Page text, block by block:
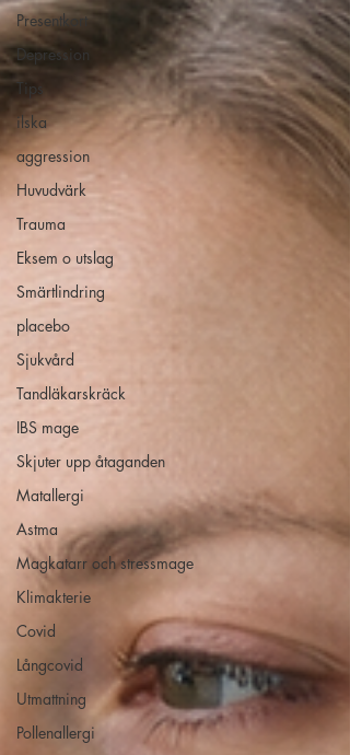
Presentkort
Depression
Tips
ilska
aggression
Huvudvärk
Trauma
Eksem o utslag
Smärtlindring
placebo
Sjukvård
Tandläkarskräck
IBS mage
Skjuter upp åtaganden
Matallergi
Astma
Magkatarr och stressmage
Klimakterie
Covid
Långcovid
Utmattning
Pollenallergi